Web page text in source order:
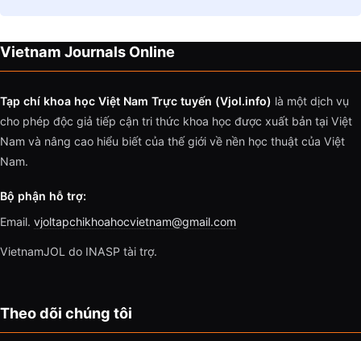
Vietnam Journals Online
Tạp chí khoa học Việt Nam Trực tuyến (Vjol.info) là một dịch vụ
cho phép độc giả tiếp cận tri thức khoa học được xuất bản tại Việt
Nam và nâng cao hiểu biết của thế giới về nền học thuật của Việt
Nam.
Bộ phận hỗ trợ:
Email. vjoltapchikhoahocvietnam@gmail.com
VietnamJOL do INASP tài trợ.
Theo dõi chúng tôi